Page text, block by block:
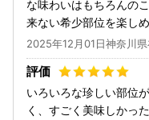
な味わいはもちろんの
来ない希少部位を楽し
2025年12月01日神奈川県
いろいろな珍しい部位
く、すごく美味しかっ